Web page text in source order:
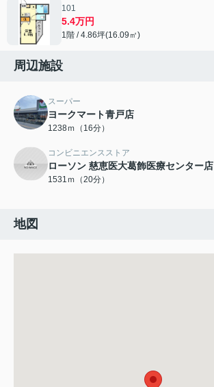
101
5.4万円
1階 / 4.86坪(16.09㎡)
周辺施設
スーパー
ヨークマート青戸店
1238ｍ（16分）
コンビニエンスストア
ローソン 慈恵医大葛飾医療センター店
1531ｍ（20分）
地図